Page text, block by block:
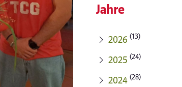
Jahre
2026 (13)
2025 (24)
2024 (28)